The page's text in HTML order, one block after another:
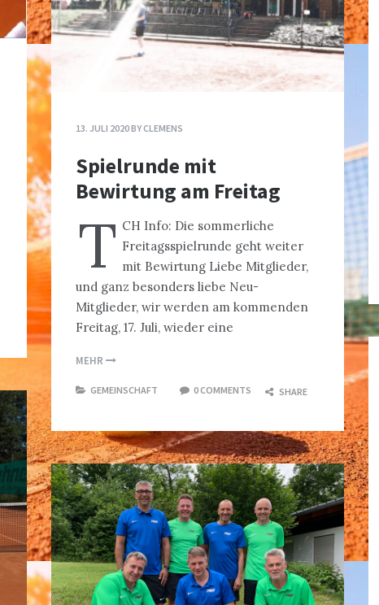
13. JULI 2020BYCLEMENS
Spielrunde mit
Bewirtung am Freitag
T CH Info: Die sommerliche
Freitagsspielrunde geht weiter
mit Bewirtung Liebe Mitglieder,
und ganz besonders liebe Neu-
Mitglieder, wir werden am kommenden
Freitag, 17. Juli, wieder eine
MEHR
GEMEINSCHAFT 0 COMMENTS SHARE